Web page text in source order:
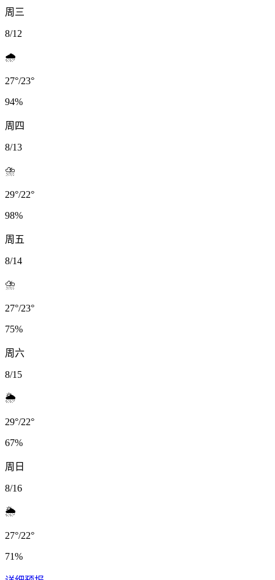
周三
8/12
🌧️
27°/23°
94%
周四
8/13
⛈️
29°/22°
98%
周五
8/14
⛈️
27°/23°
75%
周六
8/15
🌦️
29°/22°
67%
周日
8/16
🌦️
27°/22°
71%